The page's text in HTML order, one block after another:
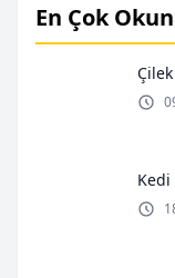
En Çok
Kedi